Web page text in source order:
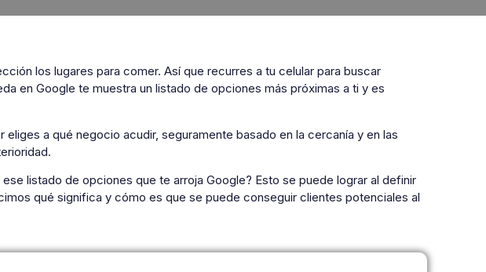
los lugares para comer. Así que recurres a tu celular para buscar
en Google te muestra un listado de opciones más próximas a ti y es
a qué negocio acudir, seguramente basado en la cercanía y en las
listado de opciones que te arroja Google? Esto se puede lograr al definir
qué significa y cómo es que se puede conseguir clientes potenciales al